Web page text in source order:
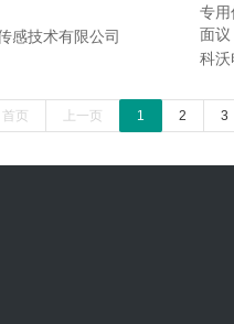
感技术有限公司
专用
面议
科沃
首页 上一页 1 2 3